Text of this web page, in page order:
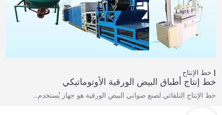
خط الإنتاج
خط إنتاج أطباق البيض الورقية الأوتوماتيكي
خط الإنتاج التلقائي لصنع صواني البيض الورقية هو جهاز يُستخدم…